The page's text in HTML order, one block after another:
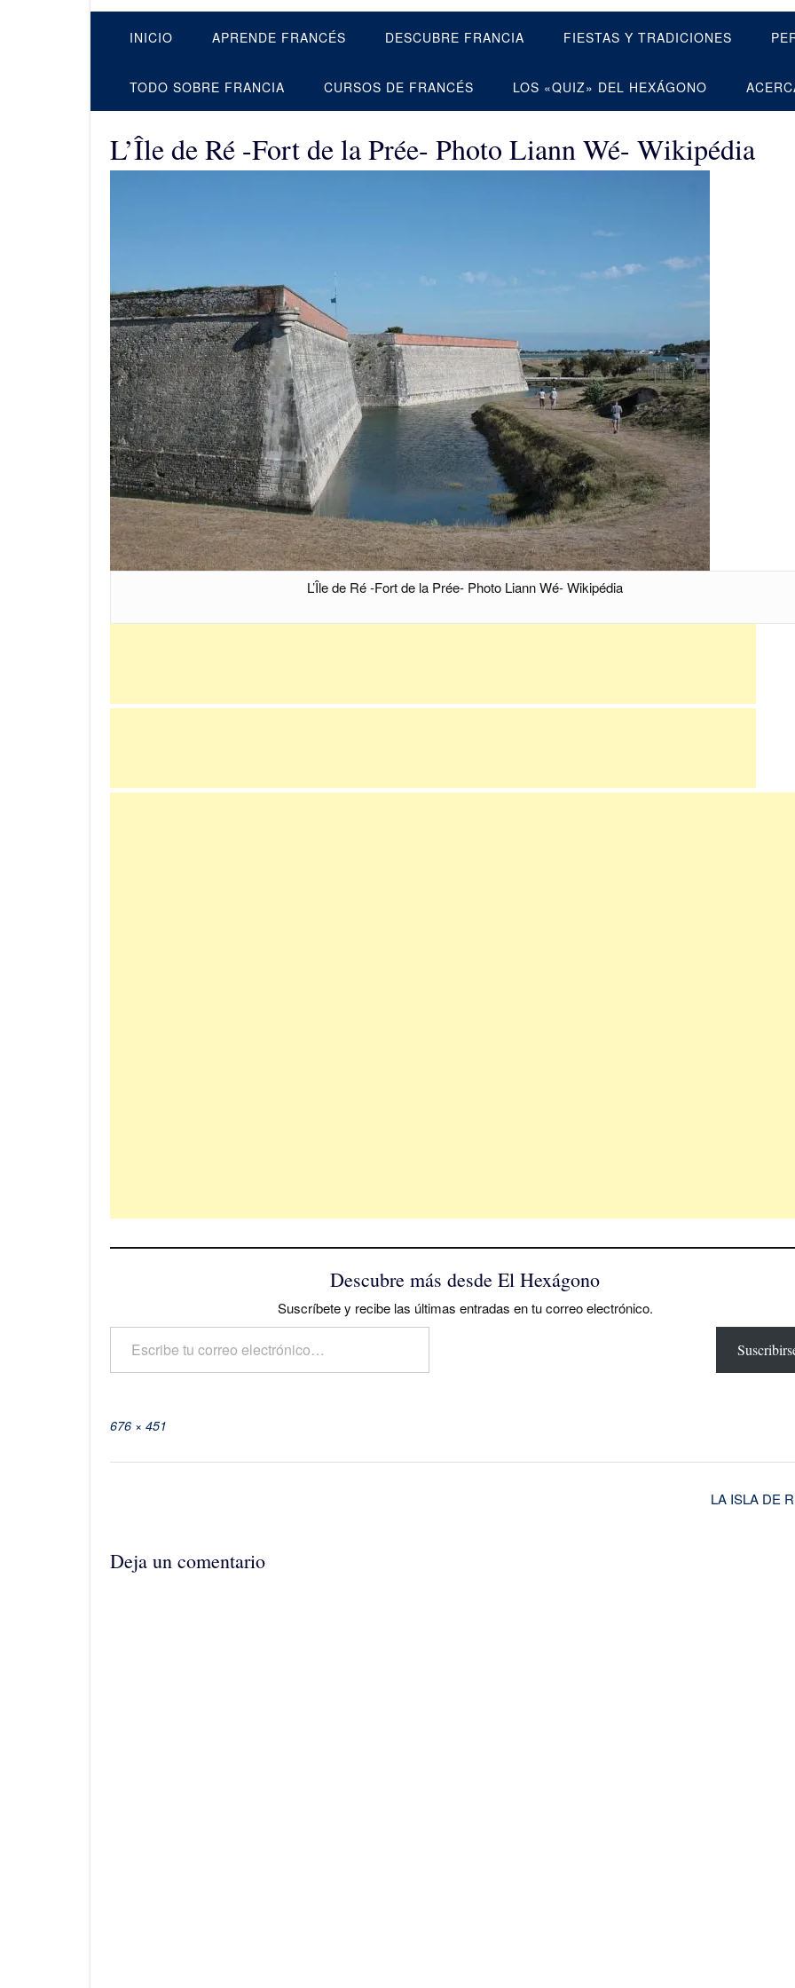
INICIO APRENDE FRANCÉS DESCUBRE FRANCIA FIESTAS Y TRADICIONES
TODO SOBRE FRANCIA CURSOS DE FRANCÉS LOS «QUIZ» DEL HEXÁGONO
L’Île de Ré -Fort de la Prée- Photo Liann Wé- Wikipédia
L’Île de Ré -Fort de la Prée- Photo Liann Wé- Wikipédia
Descubre más desde El Hexágono
Suscríbete y recibe las últimas entradas en tu correo electrónico.
Escribe tu correo electrónico…
Tamaño
676 × 451
entrada
LA ISLA DE
Deja un comentario